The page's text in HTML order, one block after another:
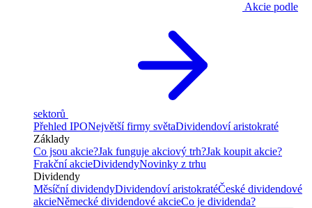
Akcie podle
sektorů
Přehled IPONejvětší firmy světaDividendoví aristokraté
Základy
Co jsou akcie?Jak funguje akciový trh?Jak koupit akcie?
Frakční akcieDividendyNovinky z trhu
Dividendy
Měsíční dividendyDividendoví aristokratéČeské dividendové
akcieNěmecké dividendové akcieCo je dividenda?